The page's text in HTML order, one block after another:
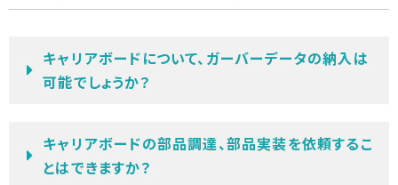
キャリアボードについて、ガーバーデータの納入は
可能でしょうか？
キャリアボードの部品調達、部品実装を依頼するこ
とはできますか？